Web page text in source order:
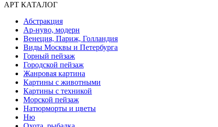
АРТ КАТАЛОГ
Абстракция
Ар-нуво, модерн
Венеция, Париж, Голландия
Виды Москвы и Петербурга
Горный пейзаж
Городской пейзаж
Жанровая картина
Картины с животными
Картины с техникой
Морской пейзаж
Натюрморты и цветы
Ню